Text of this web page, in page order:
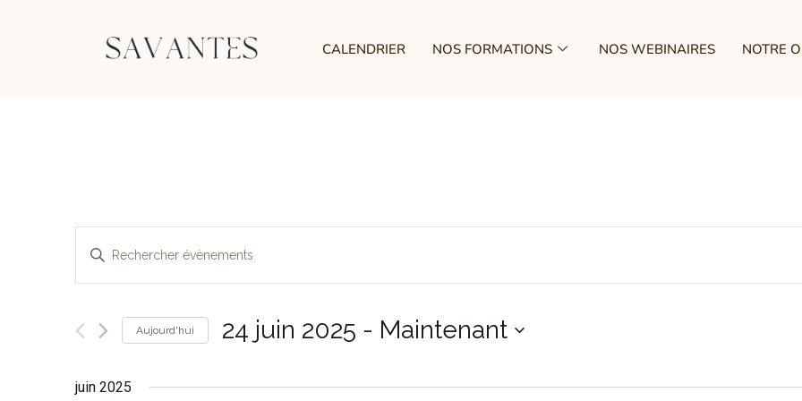
CALENDRIER NOS FORMATIONS NOS WEBINAIRES NOTRE
Recherche
et
navigation
de
vues
Saisir
Rechercher
Évènements
mot-
Aujourd'hui 24 juin 2025 - Maintenant
juin 2025